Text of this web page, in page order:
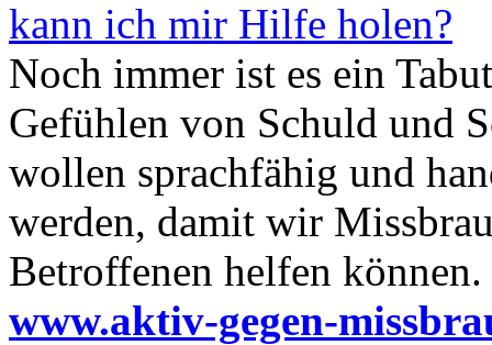
kann ich mir Hilfe holen?
Noch immer ist es ein
Gefühlen von Schuld und
wollen sprachfähig und
werden, damit wir
Betroffenen helfen können.
www.aktiv-gegen-